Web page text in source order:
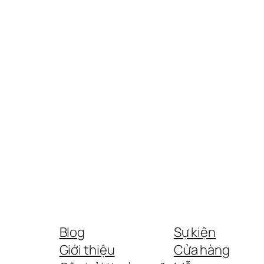
Blog
Giới thiệu
Sự kiện
Cửa hàng